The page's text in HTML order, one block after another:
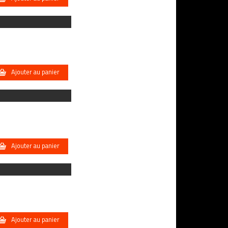
Ajouter au panier
Ajouter au panier
Ajouter au panier